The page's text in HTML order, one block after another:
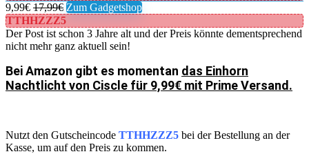
9,99€ 17,99€ Zum Gadgetshop
TTHHZZZ5
Der Post ist schon 3 Jahre alt und der Preis könnte dementsprechend
nicht mehr ganz aktuell sein!
Bei Amazon gibt es momentan das Einhorn
Nachtlicht von Ciscle für 9,99€ mit Prime Versand.
Nutzt den Gutscheincode TTHHZZZ5 bei der Bestellung an der
Kasse, um auf den Preis zu kommen.